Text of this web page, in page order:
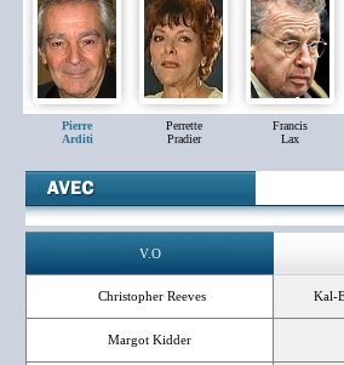
Pierre
Arditi
Perrette
Pradier
Francis
Lax
V.O
Christopher Reeves Kal-
Margot Kidder